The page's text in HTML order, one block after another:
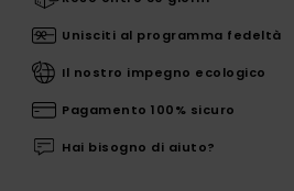
Unisciti al programma fedeltà
Il nostro impegno ecologico
Pagamento 100% sicuro
Hai bisogno di aiuto?